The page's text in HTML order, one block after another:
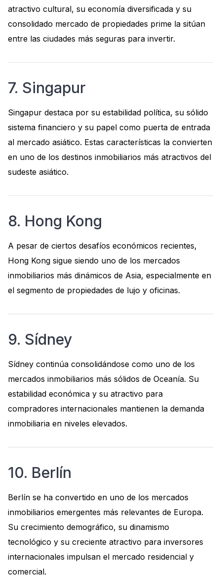
atractivo cultural, su economía diversificada y su
consolidado mercado de propiedades prime la sitúan
entre las ciudades más seguras para invertir.
7. Singapur
Singapur destaca por su estabilidad política, su sólido
sistema financiero y su papel como puerta de entrada
al mercado asiático. Estas características la convierten
en uno de los destinos inmobiliarios más atractivos del
sudeste asiático.
8. Hong Kong
A pesar de ciertos desafíos económicos recientes,
Hong Kong sigue siendo uno de los mercados
inmobiliarios más dinámicos de Asia, especialmente en
el segmento de propiedades de lujo y oficinas.
9. Sídney
Sídney continúa consolidándose como uno de los
mercados inmobiliarios más sólidos de Oceanía. Su
estabilidad económica y su atractivo para
compradores internacionales mantienen la demanda
inmobiliaria en niveles elevados.
10. Berlín
Berlín se ha convertido en uno de los mercados
inmobiliarios emergentes más relevantes de Europa.
Su crecimiento demográfico, su dinamismo
tecnológico y su creciente atractivo para inversores
internacionales impulsan el mercado residencial y
comercial.